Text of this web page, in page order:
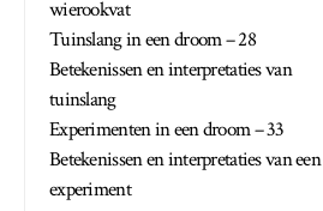
wierookvat
Tuinslang in een droom – 28
Betekenissen en interpretaties van
tuinslang
Experimenten in een droom – 33
Betekenissen en interpretaties van een
experiment